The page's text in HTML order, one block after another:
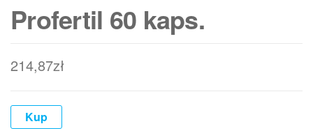
Profertil 60 kaps.
214,87zł
Kup